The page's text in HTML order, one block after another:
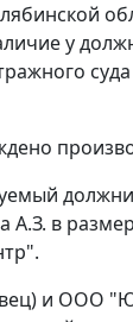
у
в
и ООО